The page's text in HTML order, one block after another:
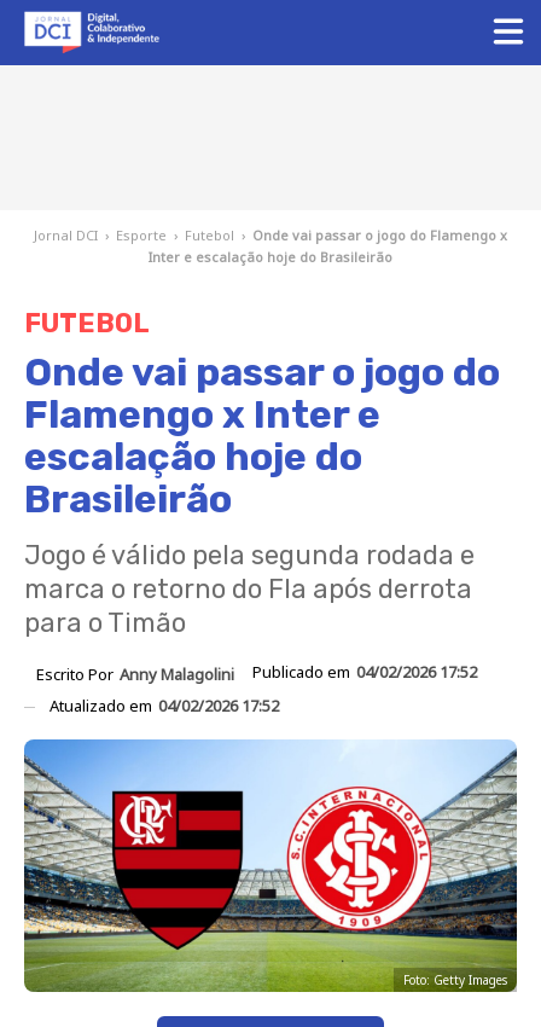
Jornal DCI › Esporte › Futebol › Onde vai passar o jogo do Flamengo x
Inter e escalação hoje do Brasileirão
FUTEBOL
Onde vai passar o jogo do
Flamengo x Inter e
escalação hoje do
Brasileirão
Jogo é válido pela segunda rodada e
marca o retorno do Fla após derrota
para o Timão
Escrito Por Anny Malagolini Publicado em 04/02/2026 17:52
Atualizado em 04/02/2026 17:52
Foto: Getty Images